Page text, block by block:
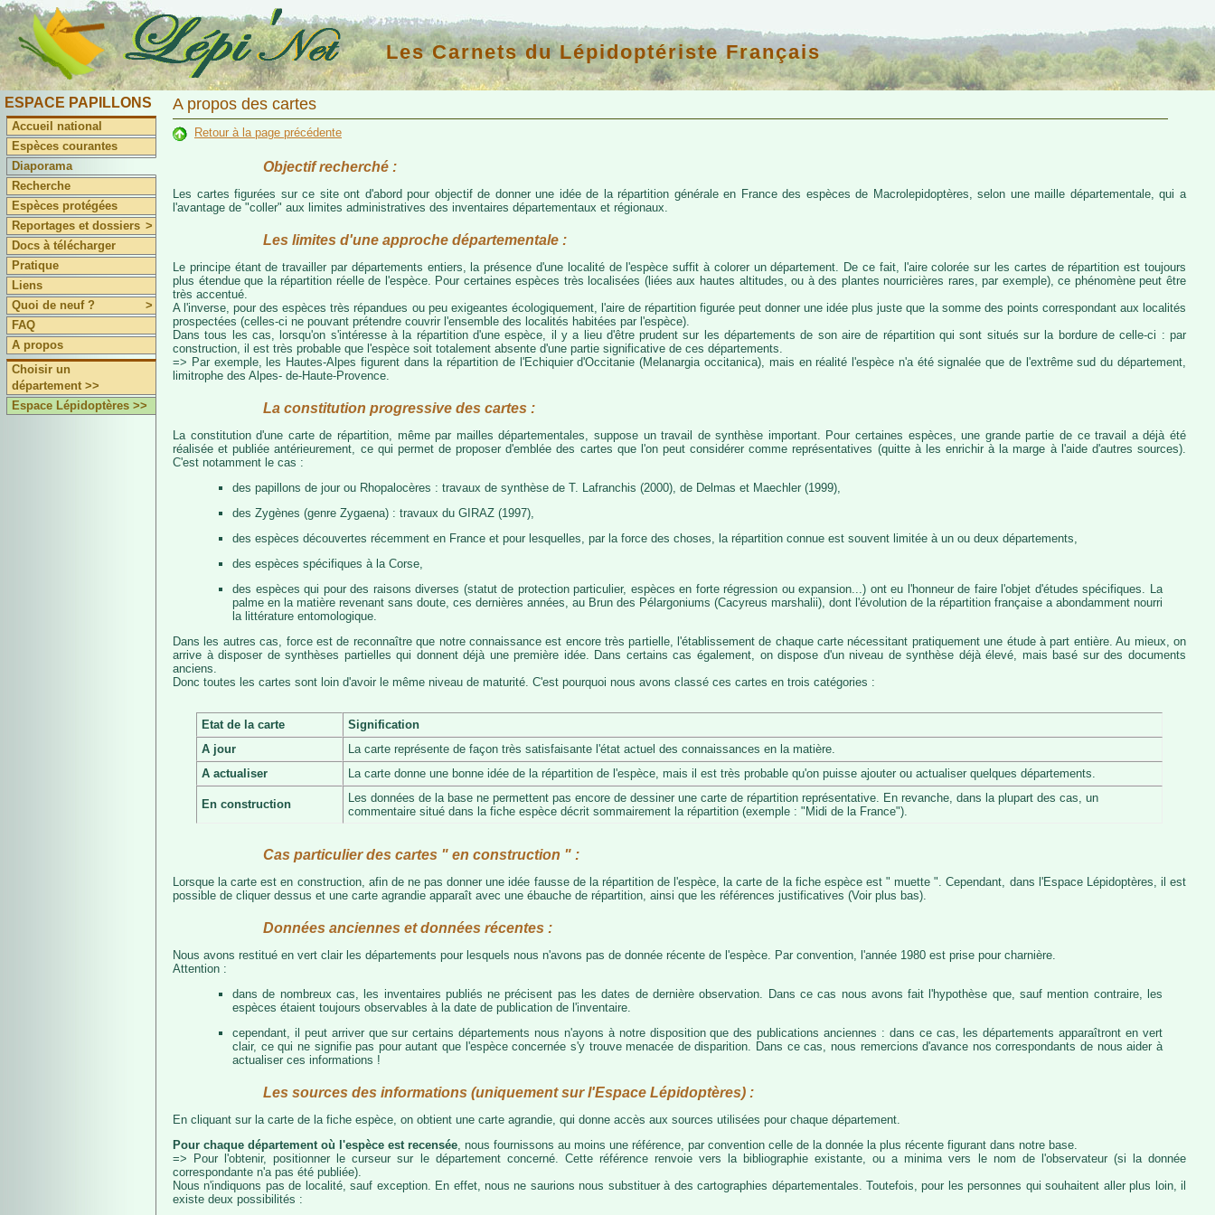
Les Carnets du Lépidoptériste Français
ESPACE PAPILLONS
Accueil national
Espèces courantes
Diaporama
Recherche
Espèces protégées
Reportages et dossiers >
Docs à télécharger
Pratique
Liens
Quoi de neuf ?
>
FAQ
A propos
Choisir un
département >>
Espace Lépidoptères >>
A propos des cartes
Retour à la page précédente
Objectif recherché :
Les cartes figurées sur ce site ont d'abord pour objectif de donner une idée de la répartition générale en France des espèces de Macrolepidoptères, selon une maille départementale, qui a
l'avantage de "coller" aux limites administratives des inventaires départementaux et régionaux.
Les limites d'une approche départementale :
Le principe étant de travailler par départements entiers, la présence d'une localité de l'espèce suffit à colorer un département. De ce fait, l'aire colorée sur les cartes de répartition est toujours
plus étendue que la répartition réelle de l'espèce. Pour certaines espèces très localisées (liées aux hautes altitudes, ou à des plantes nourricières rares, par exemple), ce phénomène peut être
très accentué.
A l'inverse, pour des espèces très répandues ou peu exigeantes écologiquement, l'aire de répartition figurée peut donner une idée plus juste que la somme des points correspondant aux localités
prospectées (celles-ci ne pouvant prétendre couvrir l'ensemble des localités habitées par l'espèce).
Dans tous les cas, lorsqu'on s'intéresse à la répartition d'une espèce, il y a lieu d'être prudent sur les départements de son aire de répartition qui sont situés sur la bordure de celle-ci : par
construction, il est très probable que l'espèce soit totalement absente d'une partie significative de ces départements.
=> Par exemple, les Hautes-Alpes figurent dans la répartition de l'Echiquier d'Occitanie (Melanargia occitanica), mais en réalité l'espèce n'a été signalée que de l'extrême sud du département,
limitrophe des Alpes- de-Haute-Provence.
La constitution progressive des cartes :
La constitution d'une carte de répartition, même par mailles départementales, suppose un travail de synthèse important. Pour certaines espèces, une grande partie de ce travail a déjà été
réalisée et publiée antérieurement, ce qui permet de proposer d'emblée des cartes que l'on peut considérer comme représentatives (quitte à les enrichir à la marge à l'aide d'autres sources).
C'est notamment le cas :
des papillons de jour ou Rhopalocères : travaux de synthèse de T. Lafranchis (2000), de Delmas et Maechler (1999),
des Zygènes (genre Zygaena) : travaux du GIRAZ (1997),
des espèces découvertes récemment en France et pour lesquelles, par la force des choses, la répartition connue est souvent limitée à un ou deux départements,
des espèces spécifiques à la Corse,
des espèces qui pour des raisons diverses (statut de protection particulier, espèces en forte régression ou expansion...) ont eu l'honneur de faire l'objet d'études spécifiques. La
palme en la matière revenant sans doute, ces dernières années, au Brun des Pélargoniums (Cacyreus marshalii), dont l'évolution de la répartition française a abondamment nourri
la littérature entomologique.
Dans les autres cas, force est de reconnaître que notre connaissance est encore très partielle, l'établissement de chaque carte nécessitant pratiquement une étude à part entière. Au mieux, on
arrive à disposer de synthèses partielles qui donnent déjà une première idée. Dans certains cas également, on dispose d'un niveau de synthèse déjà élevé, mais basé sur des documents
anciens.
Donc toutes les cartes sont loin d'avoir le même niveau de maturité. C'est pourquoi nous avons classé ces cartes en trois catégories :
Etat de la carte
Signification
A jour
La carte représente de façon très satisfaisante l'état actuel des connaissances en la matière.
A actualiser
La carte donne une bonne idée de la répartition de l'espèce, mais il est très probable qu'on puisse ajouter ou actualiser quelques départements.
En construction
Les données de la base ne permettent pas encore de dessiner une carte de répartition représentative. En revanche, dans la plupart des cas, un
commentaire situé dans la fiche espèce décrit sommairement la répartition (exemple : "Midi de la France").
Cas particulier des cartes " en construction " :
Lorsque la carte est en construction, afin de ne pas donner une idée fausse de la répartition de l'espèce, la carte de la fiche espèce est " muette ". Cependant, dans l'Espace Lépidoptères, il est
possible de cliquer dessus et une carte agrandie apparaît avec une ébauche de répartition, ainsi que les références justificatives (Voir plus bas).
Données anciennes et données récentes :
Nous avons restitué en vert clair les départements pour lesquels nous n'avons pas de donnée récente de l'espèce. Par convention, l'année 1980 est prise pour charnière.
Attention :
dans de nombreux cas, les inventaires publiés ne précisent pas les dates de dernière observation. Dans ce cas nous avons fait l'hypothèse que, sauf mention contraire, les
espèces étaient toujours observables à la date de publication de l'inventaire.
cependant, il peut arriver que sur certains départements nous n'ayons à notre disposition que des publications anciennes : dans ce cas, les départements apparaîtront en vert
clair, ce qui ne signifie pas pour autant que l'espèce concernée s'y trouve menacée de disparition. Dans ce cas, nous remercions d'avance nos correspondants de nous aider à
actualiser ces informations !
Les sources des informations (uniquement sur l'Espace Lépidoptères) :
En cliquant sur la carte de la fiche espèce, on obtient une carte agrandie, qui donne accès aux sources utilisées pour chaque département.
Pour chaque département où l'espèce est recensée , nous fournissons au moins une référence, par convention celle de la donnée la plus récente figurant dans notre base.
=> Pour l'obtenir, positionner le curseur sur le département concerné. Cette référence renvoie vers la bibliographie existante, ou a minima vers le nom de l'observateur (si la donnée
correspondante n'a pas été publiée).
Nous n'indiquons pas de localité, sauf exception. En effet, nous ne saurions nous substituer à des cartographies départementales. Toutefois, pour les personnes qui souhaitent aller plus loin, il
existe deux possibilités :